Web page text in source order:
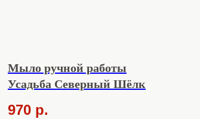
Мыло ручной работы
Усадьба Северный Шёлк
970 р.